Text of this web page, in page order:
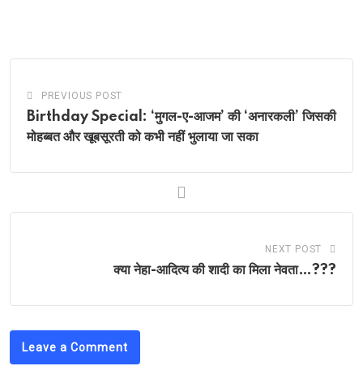
PREVIOUS POST
Birthday Special: ‘मुगल-ए-आजम’ की ‘अनारकली’ जिसकी
मोहब्बत और खूबसूरती को कभी नहीं भुलाया जा सका
NEXT POST
क्या नेहा-आदित्य की शादी का मिला नेवता…???
Leave a Comment